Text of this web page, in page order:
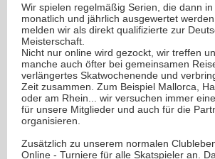
Wir spielen regelmäßig Serien, die dann
monatlich und jährlich ausgewertet
melden wir als direkt qualifizierte zur
Meisterschaft.
Nicht nur online wird gezockt, wir treffen
manche auch öfter bei gemeinsamen
verlängertes Skatwochenende und
Zeit zusammen. Zum Beispiel Mallorca,
oder am Rhein... wir versuchen immer
für unsere Mitglieder und auch für die
organisieren.
Zusätzlich zu unserem normalen
Online - Turniere für alle Skatspieler an.